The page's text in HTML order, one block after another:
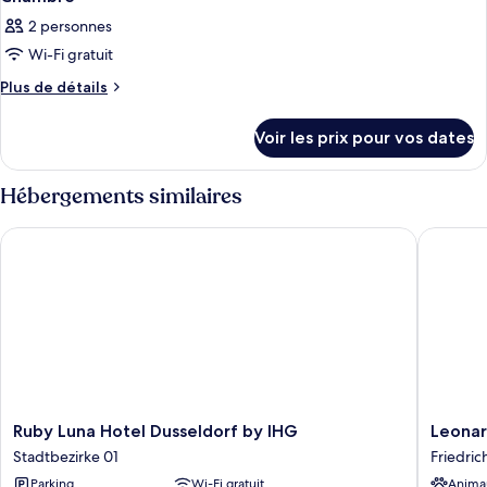
2 personnes
Wi-Fi gratuit
Plus de détails
Plus
le
type
de
chambre
Chambre
Voir les prix pour vos dates
Hébergements similaires
Ruby
Luna
Hotel
Ruby Luna Hotel Dusseldorf by IHG
Stadtbezirke 01
Parking Wi-Fi gratuit
Ruby Luna Hotel Dusseldorf by IHG
Royal
Hotel